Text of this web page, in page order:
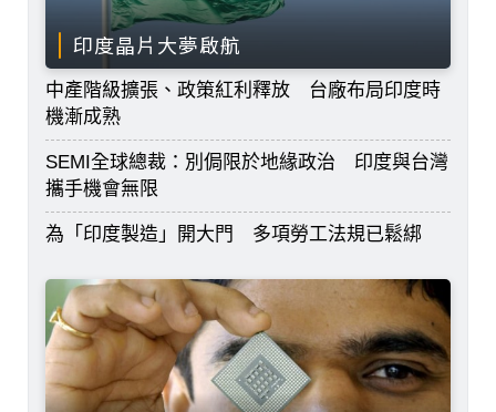
印度晶片大夢啟航
中產階級擴張、政策紅利釋放 台廠布局印度時
機漸成熟
SEMI全球總裁：別侷限於地緣政治 印度與台灣
攜手機會無限
為「印度製造」開大門 多項勞工法規已鬆綁